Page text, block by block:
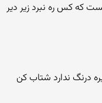
که کس ره نبرد زیر دیر
درنگ ندارد شتاب کن